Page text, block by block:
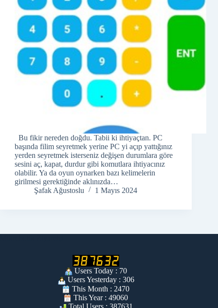
Bu fikir nereden doğdu. Tabii ki ihtiyaçtan. PC
başında filim seyretmek yerine PC yi açıp yattığınız
yerden seyretmek isterseniz değişen durumlara göre
sesini aç, kapat, durdur gibi komutlara ihtiyacınız
olabilir. Ya da oyun oynarken bazı kelimelerin
girilmesi gerektiğinde aklınızda…
Şafak Ağustoslu
1 Mayıs 2024
Users Today : 70
Users Yesterday : 306
This Month : 2470
This Year : 49060